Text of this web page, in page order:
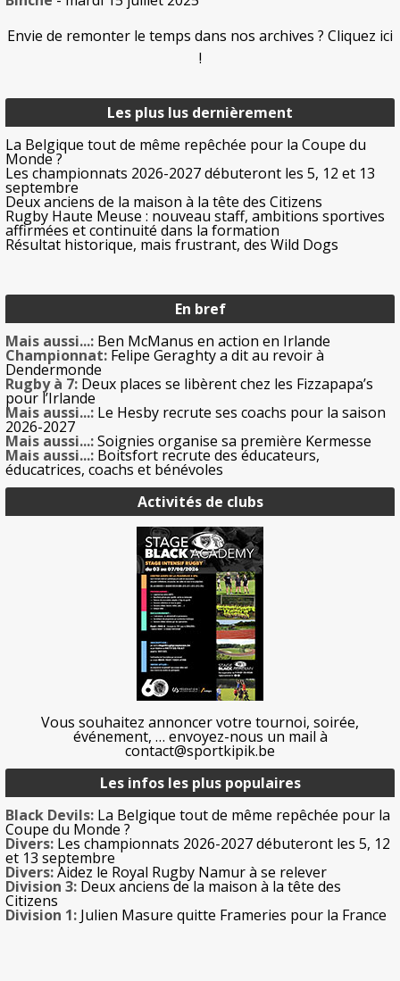
Les plus lus dernièrement
La Belgique tout de même repêchée pour la Coupe du
Monde ?
Les championnats 2026-2027 débuteront les 5, 12 et 13
septembre
Deux anciens de la maison à la tête des Citizens
Rugby Haute Meuse : nouveau staff, ambitions sportives
affirmées et continuité dans la formation
Résultat historique, mais frustrant, des Wild Dogs
Envie de remonter le temps dans nos archives ? Cliquez ici
!
En bref
Mais aussi...: Ben McManus en action en Irlande
Championnat: Felipe Geraghty a dit au revoir à
Dendermonde
Rugby à 7: Deux places se libèrent chez les Fizzapapa’s
pour l’Irlande
Mais aussi...: Le Hesby recrute ses coachs pour la saison
2026-2027
Mais aussi...:Soignies organise sa première Kermesse
Mais aussi...: Boitsfort recrute des éducateurs,
éducatrices, coachs et bénévoles
Activités de clubs
Vous souhaitez annoncer votre tournoi, soirée,
événement, … envoyez-nous un mail à
contact@sportkipik.be
Les infos les plus populaires
Black Devils: La Belgique tout de même repêchée pour la
Coupe du Monde ?
Divers: Les championnats 2026-2027 débuteront les 5, 12
et 13 septembre
Divers:Aidez le Royal Rugby Namur à se relever
Division 3: Deux anciens de la maison à la tête des
Citizens
Division 1: Julien Masure quitte Frameries pour la France